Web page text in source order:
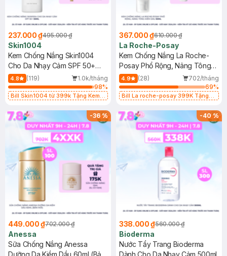
237.000 ₫495.000 ₫
Skin1004
Kem Chống Nắng Skin1004
Cho Da Nhạy Cảm SPF 50+
50ml
4.8 (119)
1.0k/tháng
98%
Bill Skin1004 từ 399k Tặng Kem
SPF 50+ 20ml (SL Có Hạn)
367.000 ₫610.000 ₫
La Roche-Posay
Kem Chống Nắng La Roche-
Posay Phổ Rộng, Nâng Tông
Kiềm Dầu 50ml
4.9 (28)
702/tháng
69%
Bill La roche-posay 399K Tặng
(SL có hạn)
-36%
449.000 ₫702.000 ₫
Anessa
Sữa Chống Nắng Anessa
Dưỡng Da Kiềm Dầu 60ml (Bản
-40%
338.000 ₫560.000 ₫
Bioderma
Nước Tẩy Trang Bioderma
Dành Cho Da Nhạy Cảm 500ml